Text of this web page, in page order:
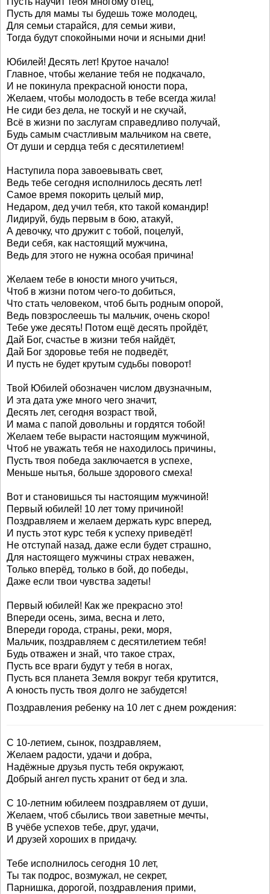
Пусть для мамы ты будешь тоже молодец,
Для семьи старайся, для семьи живи,
Тогда будут спокойными ночи и ясными дни!
Юбилей! Десять лет! Крутое начало!
Главное, чтобы желание тебя не подкачало,
И не покинула прекрасной юности пора,
Желаем, чтобы молодость в тебе всегда жила!
Не сиди без дела, не тоскуй и не скучай,
Всё в жизни по заслугам справедливо получай,
Будь самым счастливым мальчиком на свете,
От души и сердца тебя с десятилетием!
Наступила пора завоевывать свет,
Ведь тебе сегодня исполнилось десять лет!
Самое время покорить целый мир,
Недаром, дед учил тебя, кто такой командир!
Лидируй, будь первым в бою, атакуй,
А девочку, что дружит с тобой, поцелуй,
Веди себя, как настоящий мужчина,
Ведь для этого не нужна особая причина!
Желаем тебе в юности много учиться,
Чтоб в жизни потом чего-то добиться,
Что стать человеком, чтоб быть родным опорой,
Ведь повзрослеешь ты мальчик, очень скоро!
Тебе уже десять! Потом ещё десять пройдёт,
Дай Бог, счастье в жизни тебя найдёт,
Дай Бог здоровье тебя не подведёт,
И пусть не будет крутым судьбы поворот!
Твой Юбилей обозначен числом двузначным,
И эта дата уже много чего значит,
Десять лет, сегодня возраст твой,
И мама с папой довольны и гордятся тобой!
Желаем тебе вырасти настоящим мужчиной,
Чтоб не уважать тебя не находилось причины,
Пусть твоя победа заключается в успехе,
Меньше нытья, больше здорового смеха!
Вот и становишься ты настоящим мужчиной!
Первый юбилей! 10 лет тому причиной!
Поздравляем и желаем держать курс вперед,
И пусть этот курс тебя к успеху приведёт!
Не отступай назад, даже если будет страшно,
Для настоящего мужчины страх неважен,
Только вперёд, только в бой, до победы,
Даже если твои чувства задеты!
Первый юбилей! Как же прекрасно это!
Впереди осень, зима, весна и лето,
Впереди города, страны, реки, моря,
Мальчик, поздравляем с десятилетием тебя!
Будь отважен и знай, что такое страх,
Пусть все враги будут у тебя в ногах,
Пусть вся планета Земля вокруг тебя крутится,
А юность пусть твоя долго не забудется!
Поздравления ребенку на 10 лет с днем рождения:
С 10-летием, сынок, поздравляем,
Желаем радости, удачи и добра,
Надёжные друзья пусть тебя окружают,
Добрый ангел пусть хранит от бед и зла.
С 10-летним юбилеем поздравляем от души,
Желаем, чтоб сбылись твои заветные мечты,
В учёбе успехов тебе, друг, удачи,
И друзей хороших в придачу.
Тебе исполнилось сегодня 10 лет,
Ты так подрос, возмужал, не секрет,
Парнишка, дорогой, поздравления прими,